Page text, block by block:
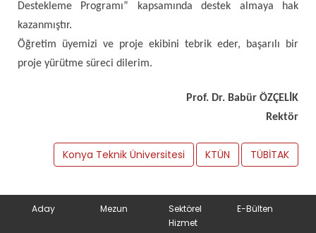
Destekleme Programı” kapsamında destek almaya hak
kazanmıştır.
Öğretim üyemizi ve proje ekibini tebrik eder, başarılı bir
proje yürütme süreci dilerim.
Prof. Dr. Babür ÖZÇELİK
Rektör
Konya Teknik Üniversitesi KTÜN TÜBİTAK
Aday Mezun
Sektörel
Hizmet
E-Bülten